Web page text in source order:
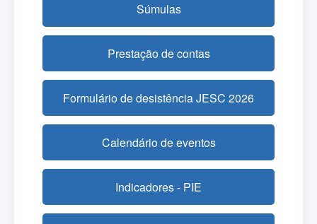
Súmulas
Prestação de contas
Formulário de desistência JESC 2026
Calendário de eventos
Indicadores - PIE